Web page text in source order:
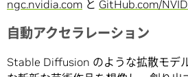
ngc.nvidia.com と GitHub.com/
自動アクセラレーション
Stable Diffusion のような拡散モデ